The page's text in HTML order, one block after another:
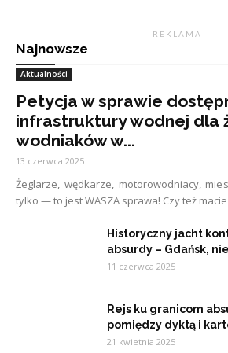
R E K L A M A
Najnowsze
Aktualności
Petycja w sprawie
infrastruktury wodnej dla
wodniaków w...
13 czerwca 2025
Żeglarze, wędkarze, motorowodniacy,
tylko — to jest WASZA sprawa! Czy też macie
Historyczny jacht
absurdy – Gdańsk,
11 czerwca 2025
Rejs ku granicom
pomiędzy dyktą i
21 kwietnia 2025